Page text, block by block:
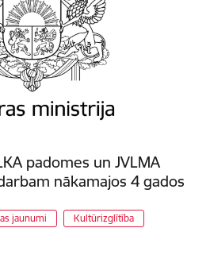
padomes un JVLMA
nākamajos 4 gados
jaunumi
Kultūrizglītība